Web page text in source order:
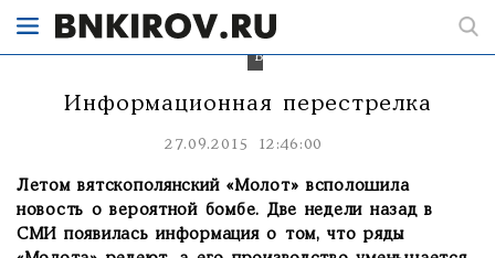
Роман
Букарев.
Информационная перестрелка
27.09.2015 12:46:00
Летом вятскополянский «Молот» всполошила
новость о вероятной бомбе. Две недели назад в
СМИ появилась информация о том, что ряды